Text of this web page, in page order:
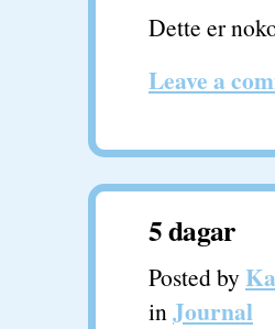
Dette er
Leave a
5 dagar
Posted by
inJournal